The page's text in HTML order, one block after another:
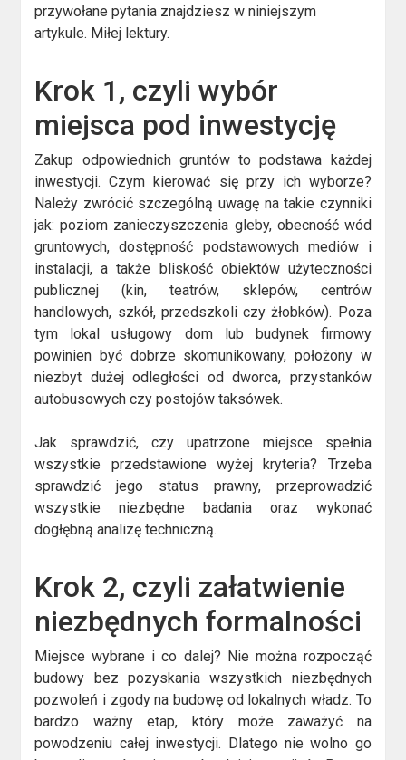
przywołane pytania znajdziesz w niniejszym
artykule. Miłej lektury.
Krok 1, czyli wybór
miejsca pod inwestycję
Zakup odpowiednich gruntów to podstawa każdej
inwestycji. Czym kierować się przy ich wyborze?
Należy zwrócić szczególną uwagę na takie czynniki
jak: poziom zanieczyszczenia gleby, obecność wód
gruntowych, dostępność podstawowych mediów i
instalacji, a także bliskość obiektów użyteczności
publicznej (kin, teatrów, sklepów, centrów
handlowych, szkół, przedszkoli czy żłobków). Poza
tym lokal usługowy dom lub budynek firmowy
powinien być dobrze skomunikowany, położony w
niezbyt dużej odległości od dworca, przystanków
autobusowych czy postojów taksówek.
Jak sprawdzić, czy upatrzone miejsce spełnia
wszystkie przedstawione wyżej kryteria? Trzeba
sprawdzić jego status prawny, przeprowadzić
wszystkie niezbędne badania oraz wykonać
dogłębną analizę techniczną.
Krok 2, czyli załatwienie
niezbędnych formalności
Miejsce wybrane i co dalej? Nie można rozpocząć
budowy bez pozyskania wszystkich niezbędnych
pozwoleń i zgody na budowę od lokalnych władz. To
bardzo ważny etap, który może zaważyć na
powodzeniu całej inwestycji. Dlatego nie wolno go